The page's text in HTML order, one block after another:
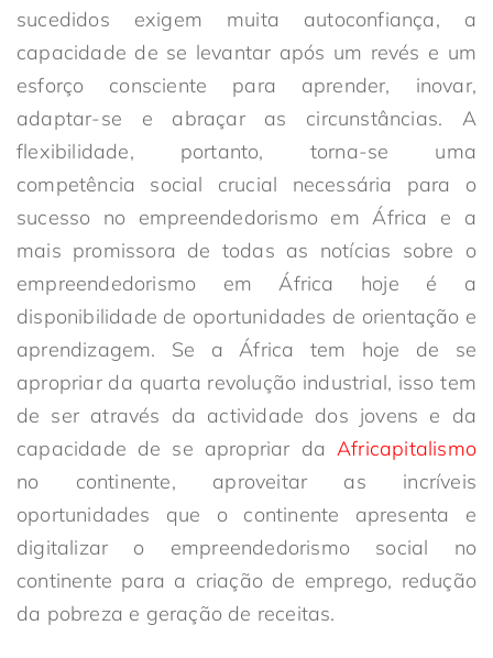
sucedidos exigem muita autoconfiança, a
capacidade de se levantar após um revés e um
esforço consciente para aprender, inovar,
adaptar-se e abraçar as circunstâncias. A
flexibilidade, portanto, torna-se uma
competência social crucial necessária para o
sucesso no empreendedorismo em África e a
mais promissora de todas as notícias sobre o
empreendedorismo em África hoje é a
disponibilidade de oportunidades de orientação e
aprendizagem. Se a África tem hoje de se
apropriar da quarta revolução industrial, isso tem
de ser através da actividade dos jovens e da
capacidade de se apropriar da Africapitalismo
no continente, aproveitar as incríveis
oportunidades que o continente apresenta e
digitalizar o empreendedorismo social no
continente para a criação de emprego, redução
da pobreza e geração de receitas.